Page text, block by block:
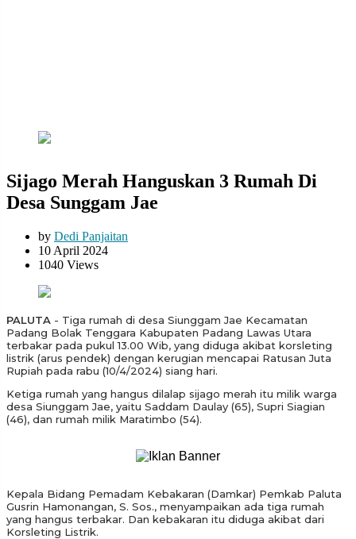
Sijago Merah Hanguskan 3 Rumah Di
Desa Sunggam Jae
by Dedi Panjaitan
10 April 2024
1040 Views
PALUTA - Tiga rumah di desa Siunggam Jae Kecamatan
Padang Bolak Tenggara Kabupaten Padang Lawas Utara
terbakar pada pukul 13.00 Wib, yang diduga akibat korsleting
listrik (arus pendek) dengan kerugian mencapai Ratusan Juta
Rupiah pada rabu (10/4/2024) siang hari.
Ketiga rumah yang hangus dilalap sijago merah itu milik warga
desa Siunggam Jae, yaitu Saddam Daulay (65), Supri Siagian
(46), dan rumah milik Maratimbo (54).
Kepala Bidang Pemadam Kebakaran (Damkar) Pemkab Paluta
Gusrin Hamonangan, S. Sos., menyampaikan ada tiga rumah
yang hangus terbakar. Dan kebakaran itu diduga akibat dari
Korsleting Listrik.